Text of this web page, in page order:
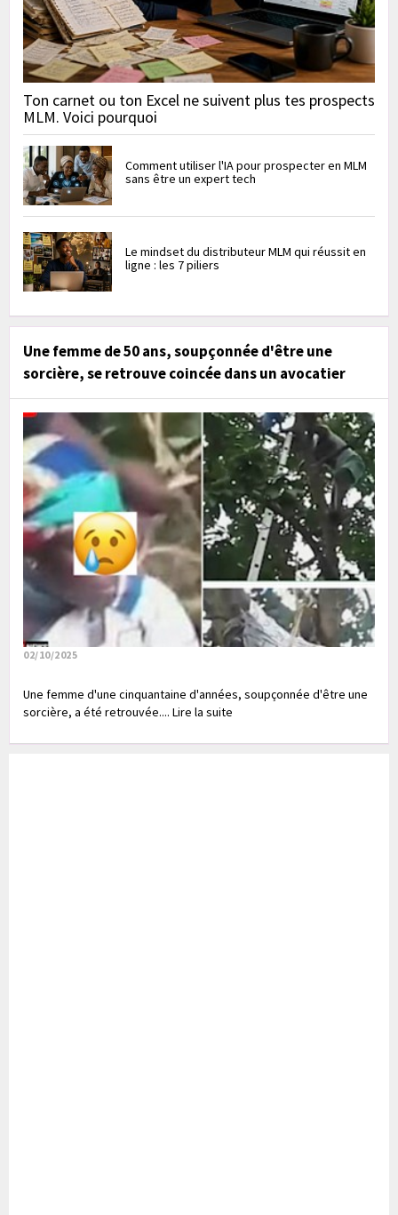
Ton carnet ou ton Excel ne suivent plus tes prospects
MLM. Voici pourquoi
Comment utiliser l'IA pour prospecter en MLM
sans être un expert tech
Le mindset du distributeur MLM qui réussit en
ligne : les 7 piliers
Une femme de 50 ans, soupçonnée d'être une
sorcière, se retrouve coincée dans un avocatier
02/10/2025
Une femme d'une cinquantaine d'années, soupçonnée d'être une
sorcière, a été retrouvée.... Lire la suite